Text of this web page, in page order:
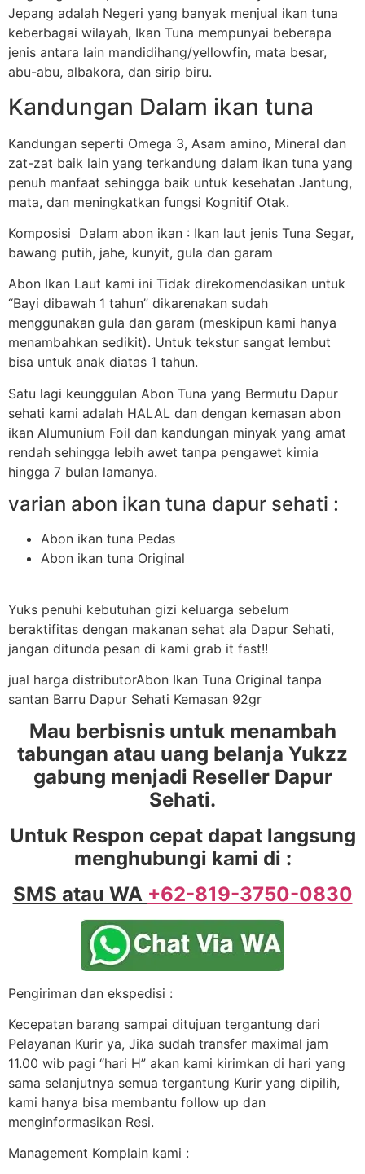
Jepang adalah Negeri yang banyak menjual ikan tuna
keberbagai wilayah, Ikan Tuna mempunyai beberapa
jenis antara lain mandidihang/yellowfin, mata besar,
abu-abu, albakora, dan sirip biru.
Kandungan Dalam ikan tuna
Kandungan seperti Omega 3, Asam amino, Mineral dan
zat-zat baik lain yang terkandung dalam ikan tuna yang
penuh manfaat sehingga baik untuk kesehatan Jantung,
mata, dan meningkatkan fungsi Kognitif Otak.
Komposisi Dalam abon ikan : Ikan laut jenis Tuna Segar,
bawang putih, jahe, kunyit, gula dan garam
Abon Ikan Laut kami ini Tidak direkomendasikan untuk
“Bayi dibawah 1 tahun” dikarenakan sudah
menggunakan gula dan garam (meskipun kami hanya
menambahkan sedikit). Untuk tekstur sangat lembut
bisa untuk anak diatas 1 tahun.
Satu lagi keunggulan Abon Tuna yang Bermutu Dapur
sehati kami adalah HALAL dan dengan kemasan abon
ikan Alumunium Foil dan kandungan minyak yang amat
rendah sehingga lebih awet tanpa pengawet kimia
hingga 7 bulan lamanya.
varian abon ikan tuna dapur sehati :
Abon ikan tuna Pedas
Abon ikan tuna Original
Yuks penuhi kebutuhan gizi keluarga sebelum
beraktifitas dengan makanan sehat ala Dapur Sehati,
jangan ditunda pesan di kami grab it fast!!
jual harga distributorAbon Ikan Tuna Original tanpa
santan Barru Dapur Sehati Kemasan 92gr
Mau berbisnis untuk menambah
tabungan atau uang belanja Yukzz
gabung menjadi Reseller Dapur
Sehati.
Untuk Respon cepat dapat langsung
menghubungi kami di :
SMS atau WA +62-819-3750-0830
Pengiriman dan ekspedisi :
Kecepatan barang sampai ditujuan tergantung dari
Pelayanan Kurir ya, Jika sudah transfer maximal jam
11.00 wib pagi “hari H” akan kami kirimkan di hari yang
sama selanjutnya semua tergantung Kurir yang dipilih,
kami hanya bisa membantu follow up dan
menginformasikan Resi.
Management Komplain kami :